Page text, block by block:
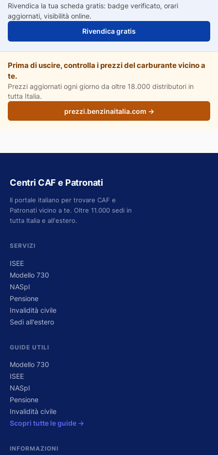
Rivendica la tua scheda gratis: badge verificato, orari
aggiornati, visibilità online.
Rivendica gratis
Prima di uscire, controlla i prezzi del carburante vicino a
te.
Prezzi aggiornati ogni giorno da oltre 18.000 distributori in
tutta Italia.
prezzi.benzinaitalia.com →
Centri CAF e Patronati
Il portale italiano per trovare CAF e
Patronati vicino a te. Oltre 11.000 sedi in
tutta Italia e all'estero.
SERVIZI
ISEE
Modello 730
NASpI
Pensione
Invalidità civile
Sedi all'estero
GUIDE UTILI
Modello 730
ISEE
NASpI
Pensione
Invalidità civile
Scopri tutte le guide →
INFORMAZIONI